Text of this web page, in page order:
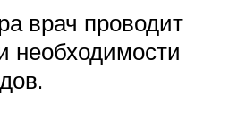
врач проводит
необходимости